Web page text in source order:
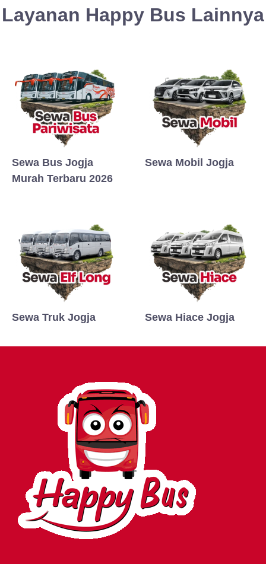
Layanan Happy Bus Lainnya
Sewa Bus Jogja
Murah Terbaru 2026
Sewa Mobil Jogja
Sewa Truk Jogja Sewa Hiace Jogja